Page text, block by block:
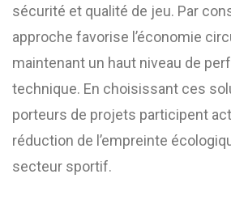
sécurité et qualité de jeu. Par
approche favorise l’économie
maintenant un haut niveau de
technique. En choisissant ces
porteurs de projets participent
réduction de l’empreinte
secteur sportif.